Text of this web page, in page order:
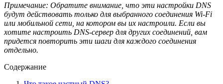
Примечание: Обратите внимание, что эти настройки DNS
будут действовать только для выбранного соединения Wi-Fi
или мобильной сети, на котором вы их настроили. Если вы
хотите настроить DNS-сервер для других соединений, вам
придется повторить эти шаги для каждого соединения
отдельно.
Содержание